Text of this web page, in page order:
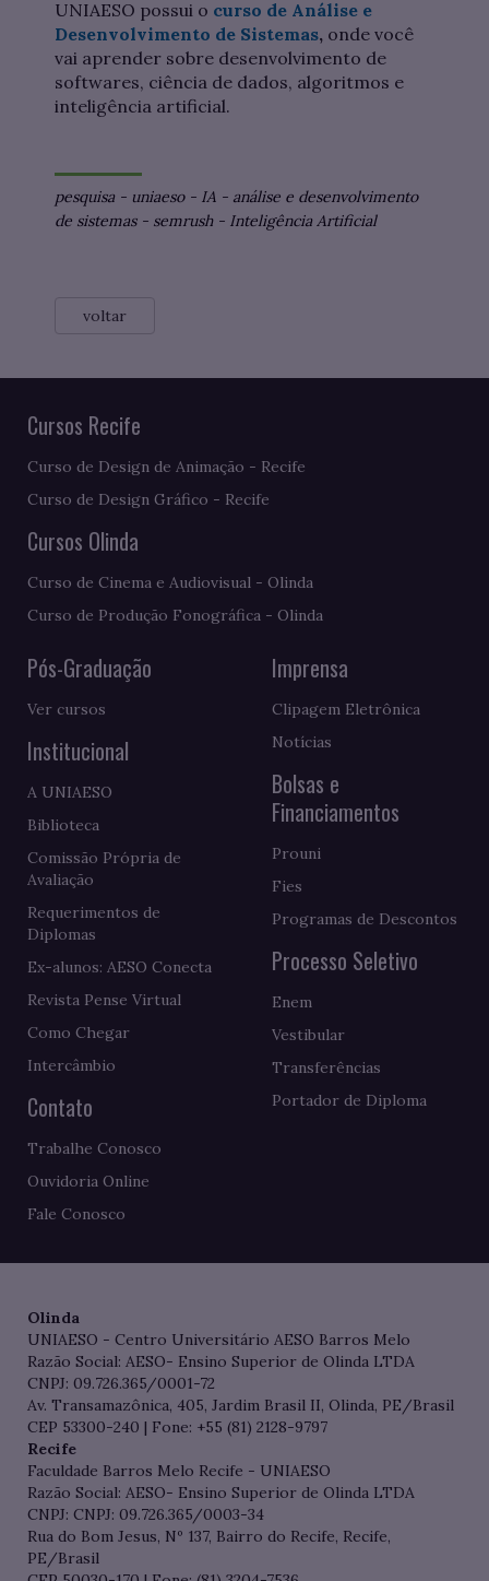
UNIAESO possui o curso de Análise e
Desenvolvimento de Sistemas, onde você
vai aprender sobre desenvolvimento de
softwares, ciência de dados, algoritmos e
inteligência artificial.
pesquisa - uniaeso- IA - análise e desenvolvimento
de sistemas- semrush- Inteligência Artificial
voltar
Cursos Recife
Curso de Design de Animação - Recife
Curso de Design Gráfico - Recife
Cursos Olinda
Curso de Cinema e Audiovisual - Olinda
Curso de Produção Fonográfica - Olinda
Pós-Graduação
Ver cursos
Institucional
A UNIAESO
Biblioteca
Comissão Própria de
Avaliação
Requerimentos de
Diplomas
Ex-alunos: AESO Conecta
Revista Pense Virtual
Como Chegar
Intercâmbio
Contato
Trabalhe Conosco
Ouvidoria Online
Fale Conosco
Imprensa
Clipagem Eletrônica
Notícias
Bolsas e
Financiamentos
Prouni
Fies
Programas de Descontos
Processo Seletivo
Enem
Vestibular
Transferências
Portador de Diploma
Olinda
UNIAESO - Centro Universitário AESO Barros Melo
Razão Social: AESO- Ensino Superior de Olinda LTDA
CNPJ: 09.726.365/0001-72
Av. Transamazônica, 405, Jardim Brasil II, Olinda, PE/Brasil
CEP 53300-240 | Fone: +55 (81) 2128-9797
Recife
Faculdade Barros Melo Recife - UNIAESO
Razão Social: AESO- Ensino Superior de Olinda LTDA
CNPJ: CNPJ: 09.726.365/0003-34
Rua do Bom Jesus, Nº 137, Bairro do Recife, Recife,
PE/Brasil